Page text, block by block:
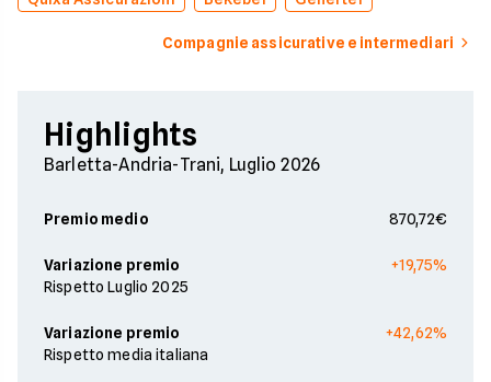
Compagnie assicurative e intermediari
Highlights
Barletta-Andria-Trani, Luglio 2026
Premio medio 870,72€
Variazione premio
Rispetto Luglio 2025
+19,75%
Variazione premio
Rispetto media italiana
+42,62%